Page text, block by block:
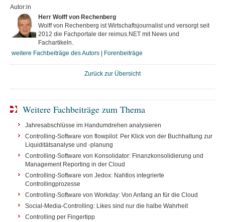
Autor:in
Herr Wolff von Rechenberg
Wolff von Rechenberg ist Wirtschaftsjournalist und versorgt seit
2012 die Fachportale der reimus.NET mit News und
Fachartikeln.
weitere Fachbeiträge des Autors
Forenbeiträge
Zurück zur Übersicht
Weitere Fachbeiträge zum Thema
Jahresabschlüsse im Handumdrehen analysieren
Controlling-Software von flowpilot: Per Klick von der Buchhaltung zur
Liquiditätsanalyse und -planung
Controlling-Software von Konsolidator: Finanzkonsolidierung und
Management Reporting in der Cloud
Controlling-Software von Jedox: Nahtlos integrierte
Controllingprozesse
Controlling-Software von Workday: Von Anfang an für die Cloud
Social-Media-Controlling: Likes sind nur die halbe Wahrheit
Controlling per Fingertipp